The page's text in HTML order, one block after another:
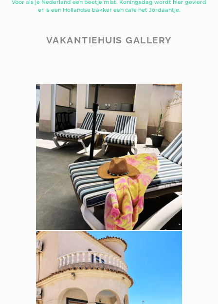
Voor als je Nederland een beetje mist. Koningsdag wordt hier gevierd
er is een Hollandse bakker een cafe het Jordaantje.
VAKANTIEHUIS GALLERY